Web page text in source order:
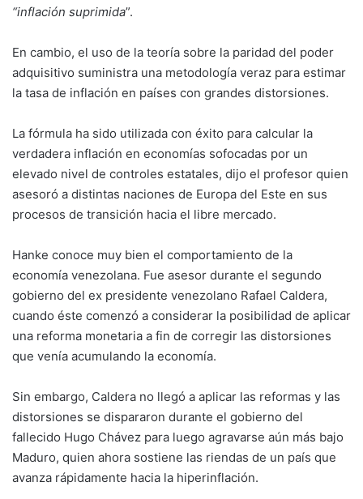
“inflación suprimida”.
En cambio, el uso de la teoría sobre la paridad del poder
adquisitivo suministra una metodología veraz para estimar
la tasa de inflación en países con grandes distorsiones.
La fórmula ha sido utilizada con éxito para calcular la
verdadera inflación en economías sofocadas por un
elevado nivel de controles estatales, dijo el profesor quien
asesoró a distintas naciones de Europa del Este en sus
procesos de transición hacia el libre mercado.
Hanke conoce muy bien el comportamiento de la
economía venezolana. Fue asesor durante el segundo
gobierno del ex presidente venezolano Rafael Caldera,
cuando éste comenzó a considerar la posibilidad de aplicar
una reforma monetaria a fin de corregir las distorsiones
que venía acumulando la economía.
Sin embargo, Caldera no llegó a aplicar las reformas y las
distorsiones se dispararon durante el gobierno del
fallecido Hugo Chávez para luego agravarse aún más bajo
Maduro, quien ahora sostiene las riendas de un país que
avanza rápidamente hacia la hiperinflación.